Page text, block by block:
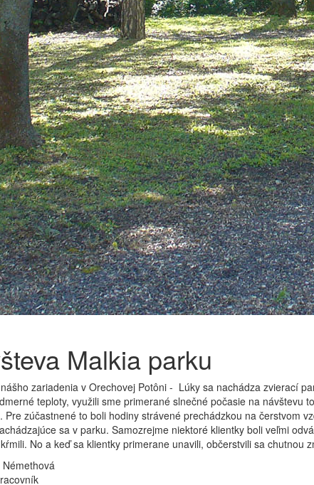
Malkia parku
zariadenia v Orechovej Potôni - Lúky sa nachádza zvierací
teploty, využili sme primerané slnečné počasie na návštevu
Pre zúčastnené to boli hodiny strávené prechádzkou na čerstvom
sa v parku. Samozrejme niektoré klientky boli veľmi
No a keď sa klientky primerane unavili, občerstvili sa chutnou